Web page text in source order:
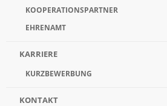
KOOPERATIONSPARTNER
EHRENAMT
KARRIERE
KURZBEWERBUNG
KONTAKT